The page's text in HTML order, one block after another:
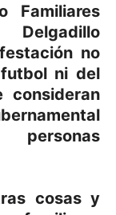
Familiares
Delgadillo
no
ni del
consideran
cosas y